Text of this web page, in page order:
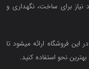
برای ساخت، نگهداری و
فروشگاه ارائه میشود تا
نحو استفاده کنید.